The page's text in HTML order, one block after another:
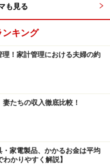
も見る
ンキング
理！家計管理における夫婦の約
たちの収入徹底比較！
・家電製品、かかるお金は平均
かりやすく解説】